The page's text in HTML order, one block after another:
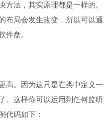
法，其实原理都是一样的。
布局会发生改变，所以可以通
件盘。
高。因为这只是在类中定义一
。这样你可以运用到任何监听
代码如下：